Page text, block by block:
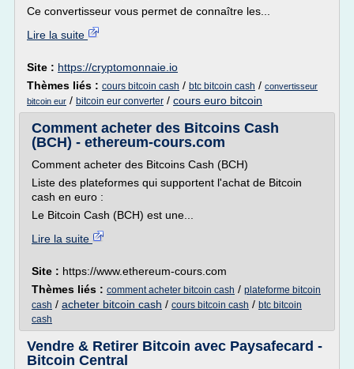
Ce convertisseur vous permet de connaître les...
Lire la suite
Site : https://cryptomonnaie.io
Thèmes liés : cours bitcoin cash / btc bitcoin cash / convertisseur
bitcoin eur / bitcoin eur converter / cours euro bitcoin
Comment acheter des Bitcoins Cash
(BCH) - ethereum-cours.com
Comment acheter des Bitcoins Cash (BCH)
Liste des plateformes qui supportent l'achat de Bitcoin
cash en euro :
Le Bitcoin Cash (BCH) est une...
Lire la suite
Site : https://www.ethereum-cours.com
Thèmes liés : comment acheter bitcoin cash / plateforme bitcoin
cash / acheter bitcoin cash / cours bitcoin cash / btc bitcoin
cash
Vendre & Retirer Bitcoin avec Paysafecard -
Bitcoin Central